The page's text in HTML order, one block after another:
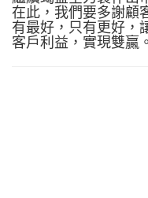
在此，我們要多謝顧
有最好，只有更好，
客戶利益，實現雙贏。